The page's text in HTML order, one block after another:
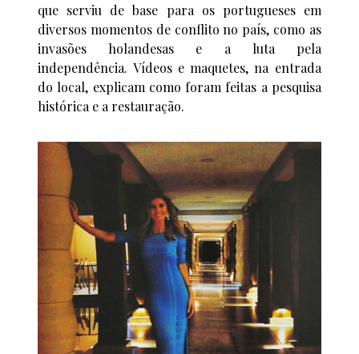
que serviu de base para os portugueses em
diversos momentos de conflito no país, como as
invasões holandesas e a luta pela
independência. Vídeos e maquetes, na entrada
do local, explicam como foram feitas a pesquisa
histórica e a restauração.